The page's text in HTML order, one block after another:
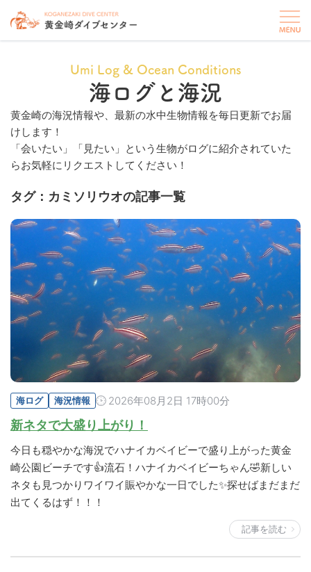
Umi Log & Ocean Conditions
海ログと海況
黄金崎の海況情報や、最新の水中生物情報を毎日更新でお届
けします！
「会いたい」「見たい」という生物がログに紹介されていた
らお気軽にリクエストしてください！
タグ：カミソリウオの記事一覧
海ログ 海況情報 2026年08月2日 17時00分
新ネタで大盛り上がり！
今日も穏やかな海況でハナイカベイビーで盛り上がった黄金
崎公園ビーチです👍流石！ハナイカベイビーちゃん🤣新しい
ネタも見つかりワイワイ賑やかな一日でした✨探せばまだまだ
出てくるはず！！！
記事を読む